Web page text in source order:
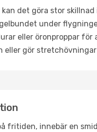
kan det göra stor
under
eller öronproppar
eller gör
fritiden, innebär en